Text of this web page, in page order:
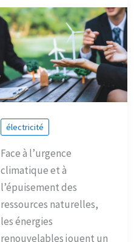
électricité
Face à l’urgence
climatique et à
l’épuisement des
ressources naturelles,
les énergies
renouvelables jouent un